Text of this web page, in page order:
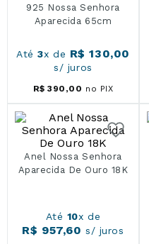
925 Nossa Senhora
Aparecida 65cm
Até3x de R$ 130,00
s/ juros
R$ 390 ,00 no PIX
Anel Nossa Senhora
Aparecida De Ouro 18K
Até 10x de
R$ 957,60 s/ juros